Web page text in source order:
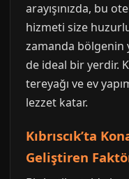
arayışınızda, bu
hizmeti size
zamanda bölgenin
de ideal bir yerdir.
tereyağı ve ev
lezzet katar.
Kıbrıscık’ta
Geliştiren